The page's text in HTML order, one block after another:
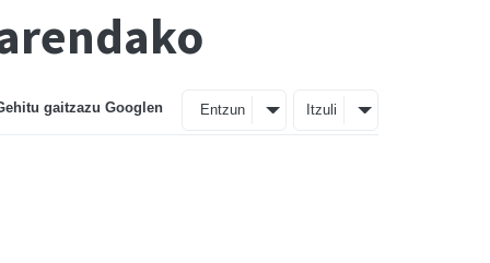
gaitzazu Googlen Entzun Itzuli